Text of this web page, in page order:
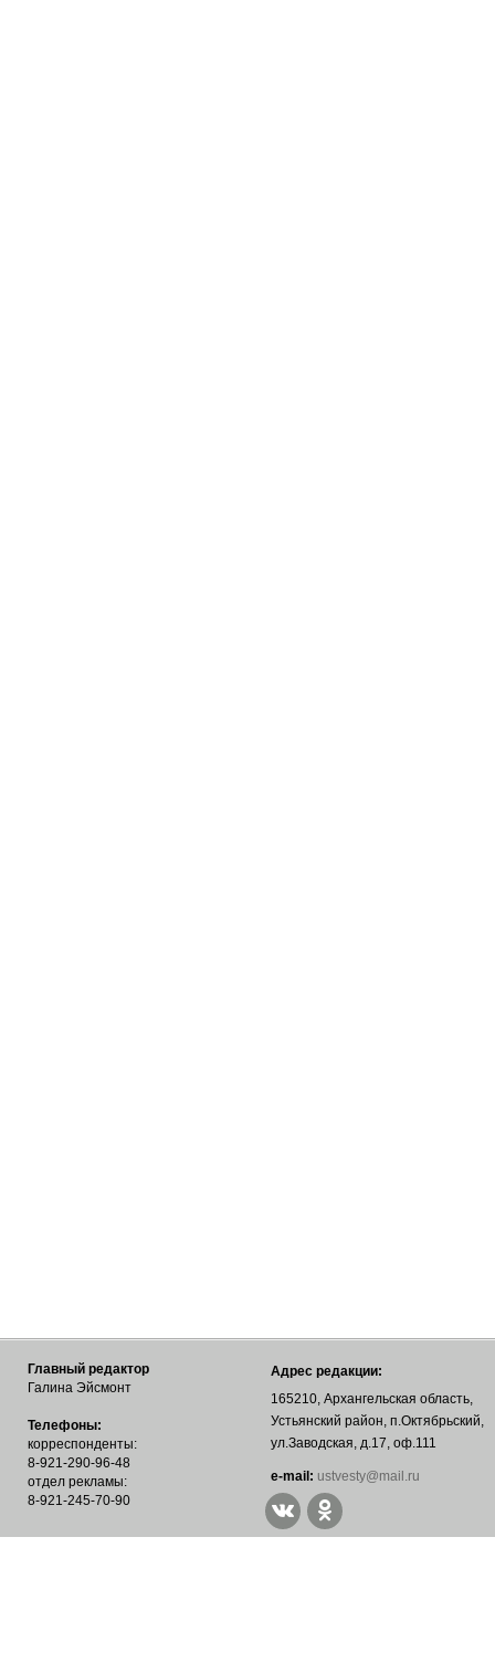
Главный редактор
Галина Эйсмонт
Телефоны:
корреспонденты:
8-921-290-96-48
отдел рекламы:
8-921-245-70-90
Адрес редакции:
165210, Архангельская область,
Устьянский район, п.Октябрьский,
ул.Заводская, д.17, оф.111
е-mail: ustvesty@mail.ru